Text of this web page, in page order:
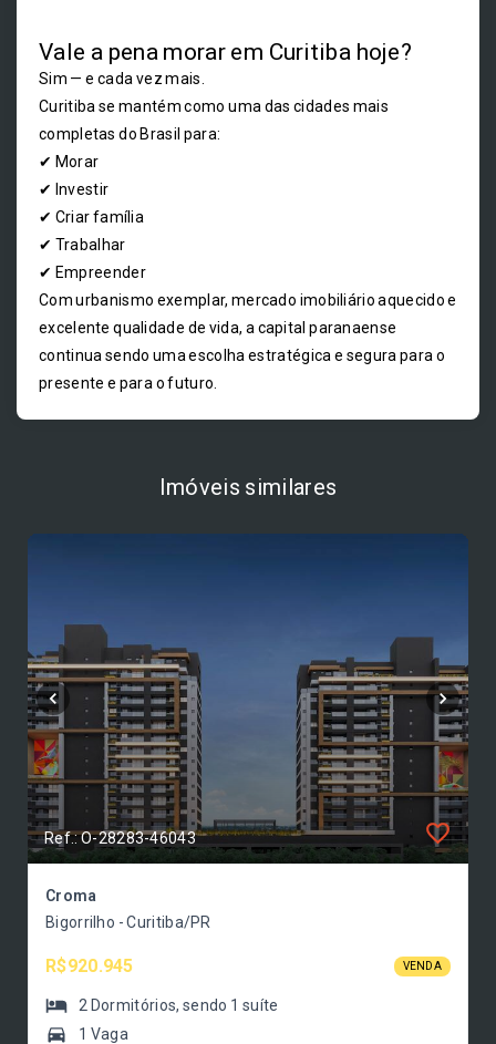
Vale a pena morar em Curitiba hoje?
Sim — e cada vez mais.
Curitiba se mantém como uma das cidades mais
completas do Brasil para:
✔ Morar
✔ Investir
✔ Criar família
✔ Trabalhar
✔ Empreender
Com urbanismo exemplar, mercado imobiliário aquecido e
excelente qualidade de vida, a capital paranaense
continua sendo uma escolha estratégica e segura para o
presente e para o futuro.
Imóveis similares
Ref.: O-28283-46043
Croma
Bigorrilho - Curitiba/PR
R$920.945 VENDA
2 Dormitórios, sendo 1 suíte
1 Vaga